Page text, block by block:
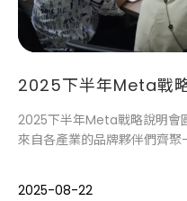
2025下半年Meta戰
2025下半年Meta戰略說明會
來自各產業的品牌夥伴們齊
2025-08-22